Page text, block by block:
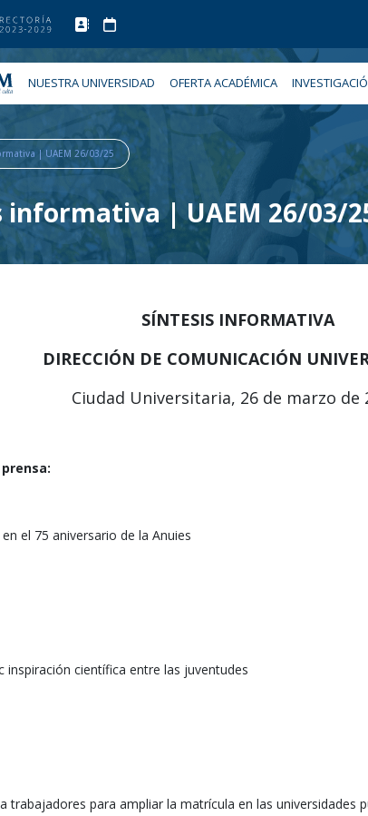
NUESTRA UNIVERSIDAD OFERTA ACADÉMICA
| UAEM 26/03/25
informativa | UAEM 26/03/
SÍNTESIS INFORMATIVA
DIRECCIÓN DE COMUNICACIÓN
Ciudad Universitaria, 26 de marzo de
prensa:
el 75 aniversario de la Anuies
inspiración científica entre las juventudes
trabajadores para ampliar la matrícula en las universidades